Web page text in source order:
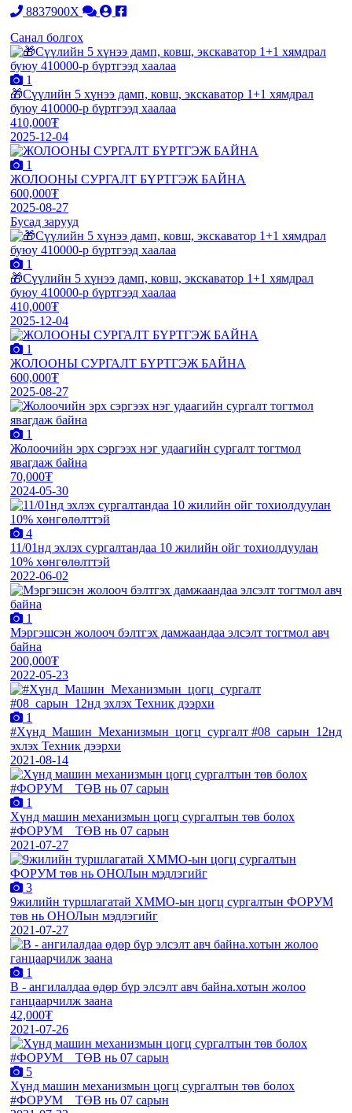
8837900X
Санал болгох
1
🎁Сүүлийн 5 хүнээ дамп, ковш, экскаватор 1+1 хямдрал
буюу 410000-р бүртгээд хаалаа
410,000₮
2025-12-04
1
ЖОЛООНЫ СУРГАЛТ БҮРТГЭЖ БАЙНА
600,000₮
2025-08-27
Бусад зарууд
1
🎁Сүүлийн 5 хүнээ дамп, ковш, экскаватор 1+1 хямдрал
буюу 410000-р бүртгээд хаалаа
410,000₮
2025-12-04
1
ЖОЛООНЫ СУРГАЛТ БҮРТГЭЖ БАЙНА
600,000₮
2025-08-27
1
Жолоочийн эрх сэргээх нэг удаагийн сургалт тогтмол
явагдаж байна
70,000₮
2024-05-30
4
11/01нд эхлэх сургалтандаа 10 жилийн ойг тохиолдуулан
10% хөнгөлөлттэй
2022-06-02
1
Мэргэшсэн жолооч бэлтгэх дамжаандаа элсэлт тогтмол авч
байна
200,000₮
2022-05-23
1
#Хүнд_Машин_Механизмын_цогц_сургалт #08_сарын_12нд
эхлэх Техник дээрхи
2021-08-14
1
Хүнд машин механизмын цогц сургалтын төв болох
#ФОРУМ__ТӨВ нь 07 сарын
2021-07-27
3
9жилийн туршлагатай ХММО-ын цогц сургалтын ФОРУМ
төв нь ОНОЛын мэдлэгийг
2021-07-27
1
В - ангилалдаа өдөр бүр элсэлт авч байна.хотын жолоо
ганцаарчилж заана
42,000₮
2021-07-26
5
Хүнд машин механизмын цогц сургалтын төв болох
#ФОРУМ__ТӨВ нь 07 сарын